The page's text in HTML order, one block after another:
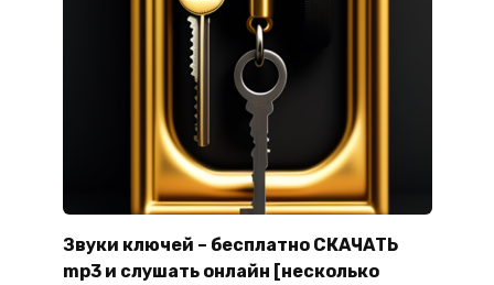
Звуки ключей – бесплатно СКАЧАТЬ
mp3 и слушать онлайн [несколько